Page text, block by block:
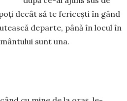
decât să te fericești în gând
departe, pâ­nă în locul în
sunt una.